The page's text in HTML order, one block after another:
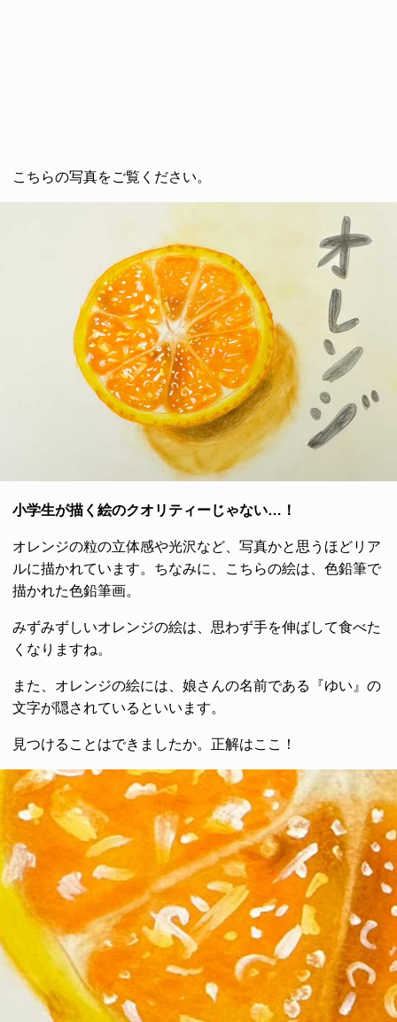
こちらの写真をご覧ください。
小学生が描く絵のクオリティーじゃない…！
オレンジの粒の立体感や光沢など、写真かと思うほどリア
ルに描かれています。ちなみに、こちらの絵は、色鉛筆で
描かれた色鉛筆画。
みずみずしいオレンジの絵は、思わず手を伸ばして食べた
くなりますね。
また、オレンジの絵には、娘さんの名前である『ゆい』の
文字が隠されているといいます。
見つけることはできましたか。正解はここ！